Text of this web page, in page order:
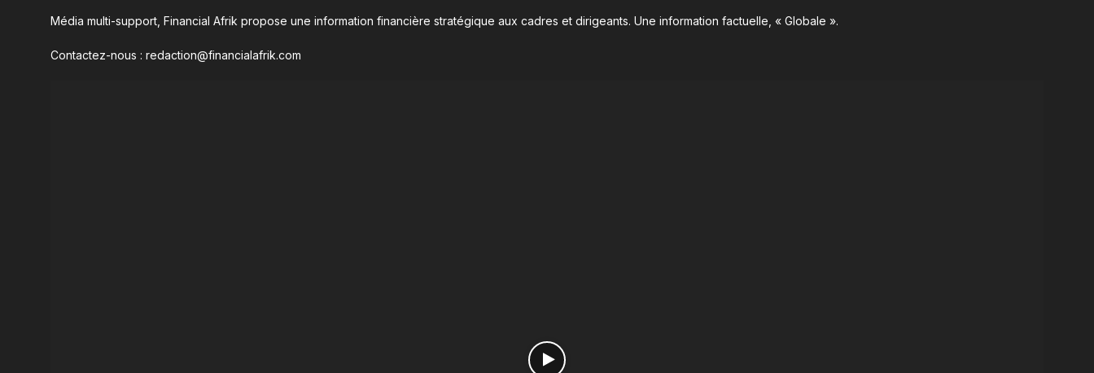
Média multi-support, Financial Afrik propose une information financière stratégique aux cadres et dirigeants. Une information factuelle, « Globale ».
Contactez-nous : redaction@financialafrik.com